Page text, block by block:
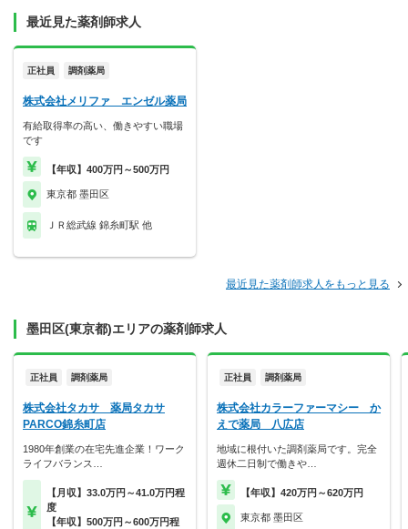
最近見た薬剤師求人
正社員 調剤薬局
株式会社メリファ エンゼル薬局
有給取得率の高い、働きやすい職場
です
【年収】400万円～500万円
東京都 墨田区
ＪＲ総武線 錦糸町駅 他
最近見た薬剤師求人をもっと見る
墨田区(東京都)エリアの薬剤師求人
正社員 調剤薬局
株式会社タカサ 薬局タカサ
PARCO錦糸町店
1980年創業の在宅先進企業！ワーク
ライフバランス…
【月収】33.0万円～41.0万円程
度
【年収】500万円～600万円程
正社員 調剤薬局
株式会社カラーファーマシー か
えで薬局 八広店
地域に根付いた調剤薬局です。完全
週休二日制で働きや…
【年収】420万円～620万円
東京都 墨田区